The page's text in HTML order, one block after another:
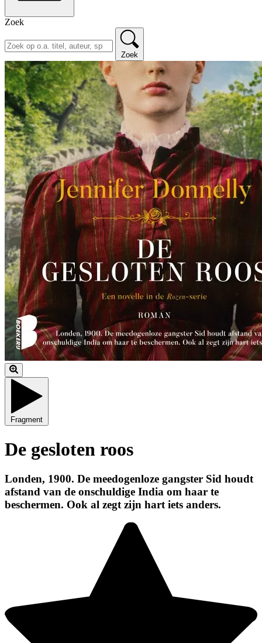
Zoek
Zoek
Fragment
De gesloten roos
Londen, 1900. De meedogenloze gangster Sid houdt
afstand van de onschuldige India om haar te
beschermen. Ook al zegt zijn hart iets anders.